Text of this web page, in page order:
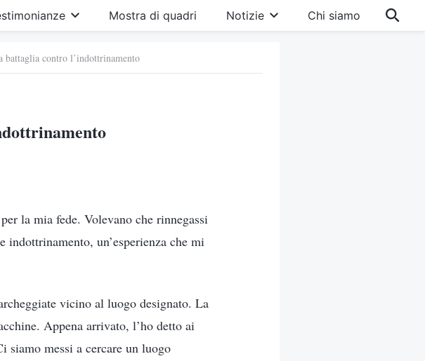
Mostra di quadri Notizie Chi siamo
battaglia contro l’indottrinamento
la mia fede. Volevano che rinnegassi
un’esperienza che mi
vicino al luogo designato. La
Appena arrivato, l’ho detto ai
siamo messi a cercare un luogo